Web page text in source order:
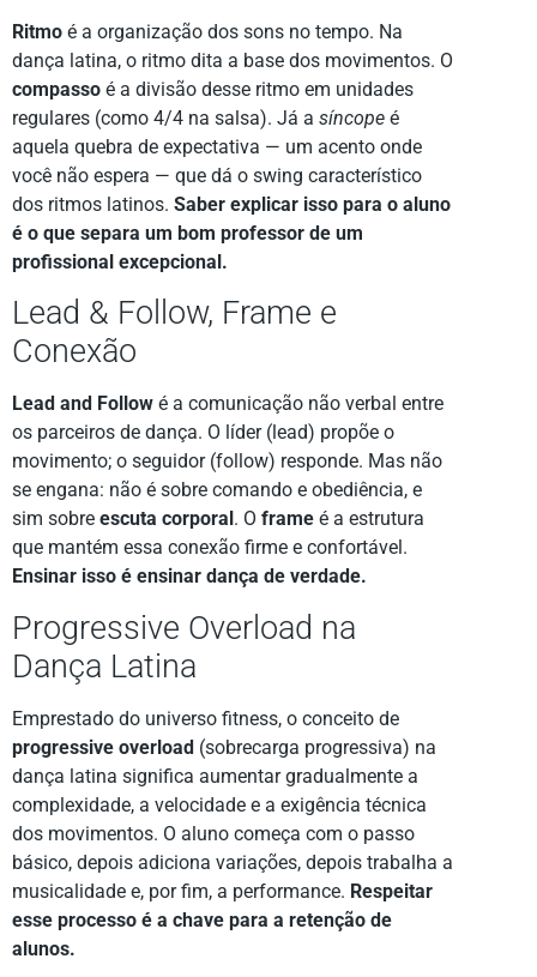
Ritmo é a organização dos sons no tempo. Na
dança latina, o ritmo dita a base dos movimentos. O
compasso é a divisão desse ritmo em unidades
regulares (como 4/4 na salsa). Já a síncope é
aquela quebra de expectativa — um acento onde
você não espera — que dá o swing característico
dos ritmos latinos. Saber explicar isso para o aluno
é o que separa um bom professor de um
profissional excepcional.
Lead & Follow, Frame e
Conexão
Lead and Follow é a comunicação não verbal entre
os parceiros de dança. O líder (lead) propõe o
movimento; o seguidor (follow) responde. Mas não
se engana: não é sobre comando e obediência, e
sim sobre escuta corporal. O frame é a estrutura
que mantém essa conexão firme e confortável.
Ensinar isso é ensinar dança de verdade.
Progressive Overload na
Dança Latina
Emprestado do universo fitness, o conceito de
progressive overload (sobrecarga progressiva) na
dança latina significa aumentar gradualmente a
complexidade, a velocidade e a exigência técnica
dos movimentos. O aluno começa com o passo
básico, depois adiciona variações, depois trabalha a
musicalidade e, por fim, a performance. Respeitar
esse processo é a chave para a retenção de
alunos.